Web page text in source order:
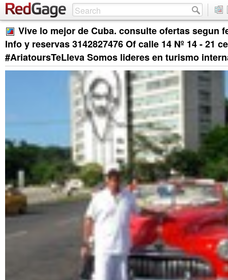
Vive lo mejor de Cuba. consulte ofertas segun
Info y reservas 3142827476 Of calle 14 Nº 14 - 21
#AriatoursTeLleva Somos lideres en turismo